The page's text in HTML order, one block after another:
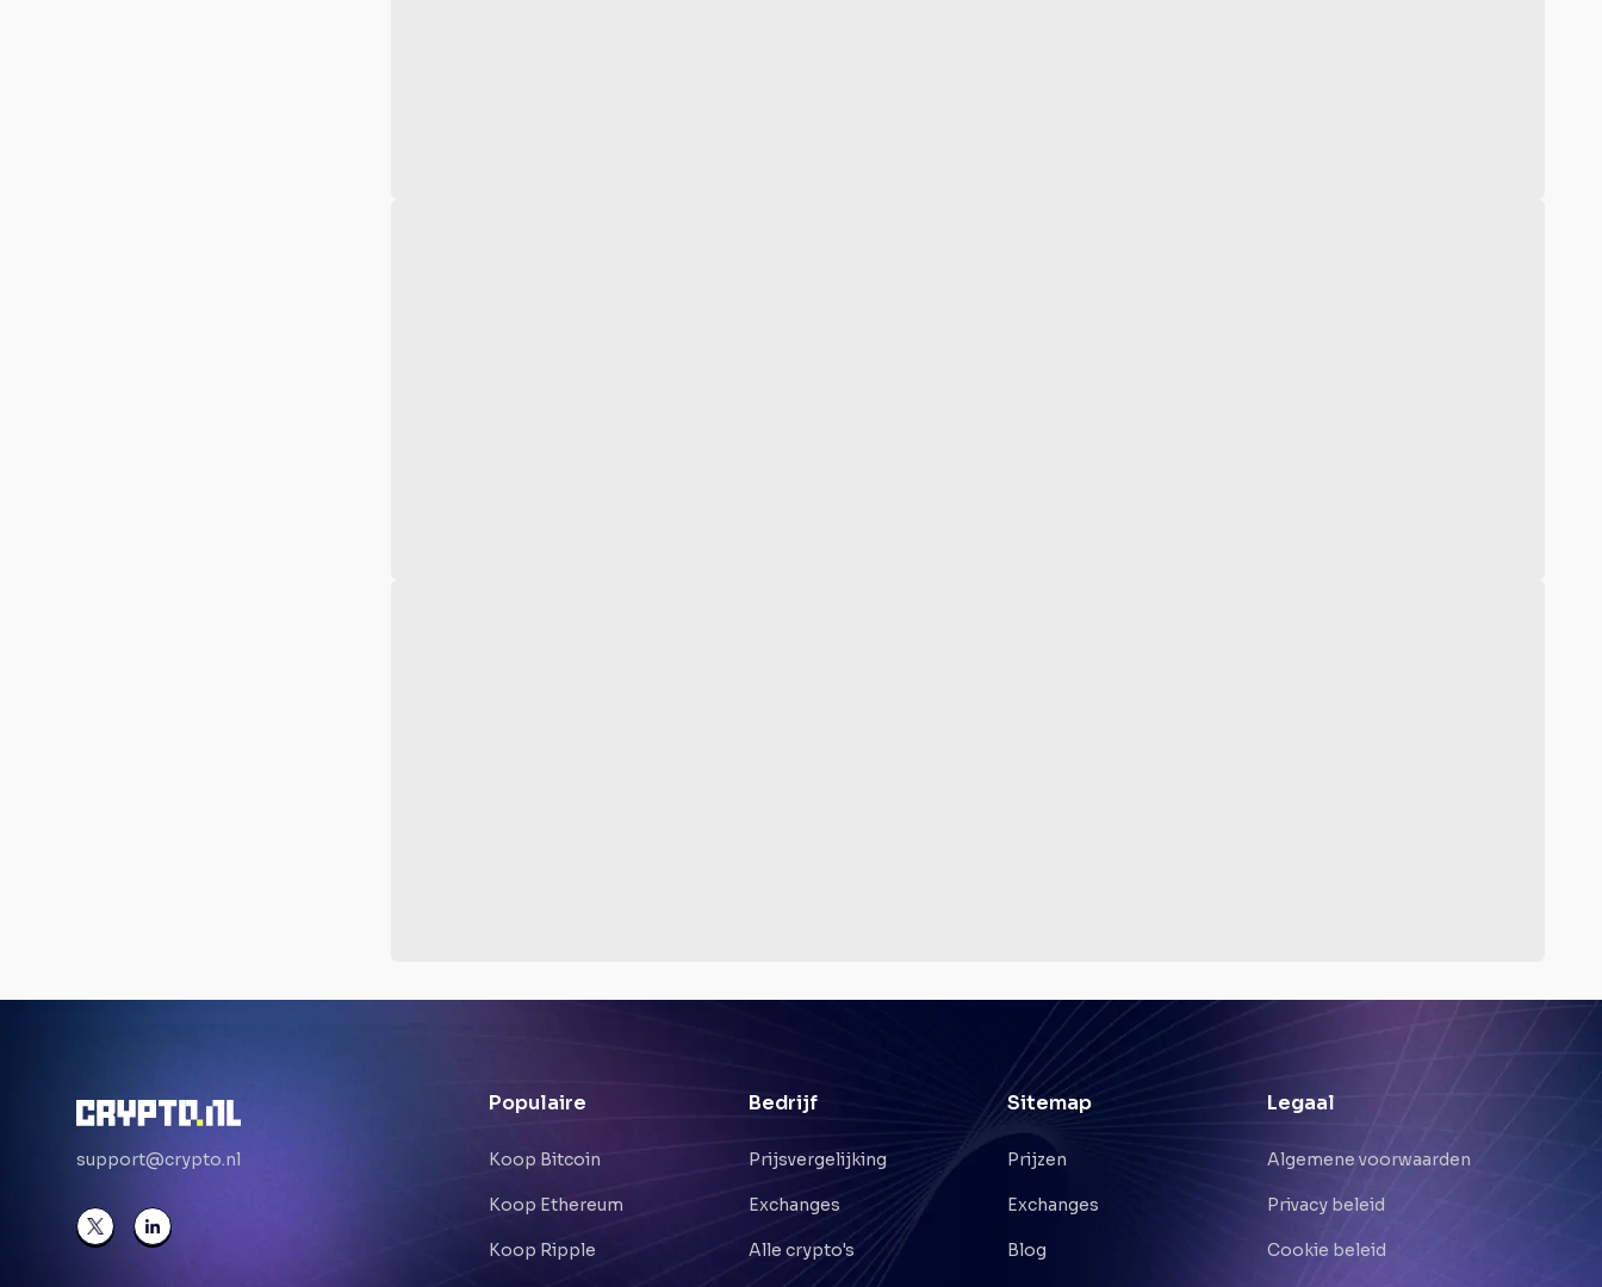
support@crypto.nl
Populaire
Koop Bitcoin
Koop Ethereum
Koop Ripple
Bedrijf
Prijsvergelijking
Exchanges
Alle crypto's
Sitemap
Prijzen
Exchanges
Blog
Legaal
Algemene voorwaarden
Privacy beleid
Cookie beleid